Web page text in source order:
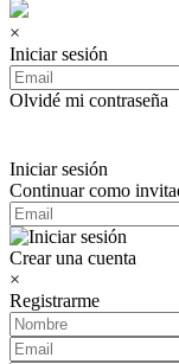
×
Iniciar sesión
Olvidé mi contraseña
Iniciar sesión
Continuar como
Crear una cuenta
×
Registrarme